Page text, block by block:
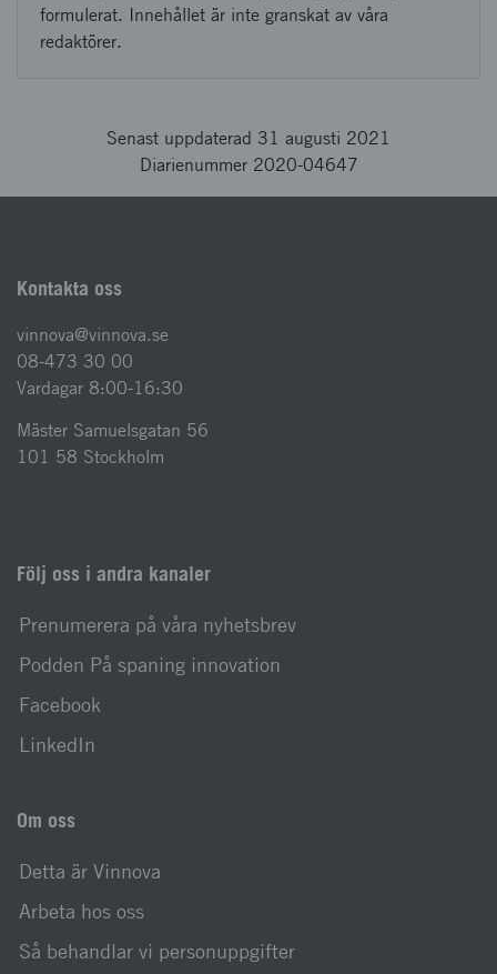
formulerat. Innehållet är inte granskat av våra
redaktörer.
Senast uppdaterad 31 augusti 2021
Diarienummer 2020-04647
Kontakta oss
vinnova@vinnova.se
08-473 30 00
Vardagar 8:00-16:30
Mäster Samuelsgatan 56
101 58 Stockholm
Följ oss i andra kanaler
Prenumerera på våra nyhetsbrev
Podden På spaning innovation
Facebook
LinkedIn
Om oss
Detta är Vinnova
Arbeta hos oss
Så behandlar vi personuppgifter